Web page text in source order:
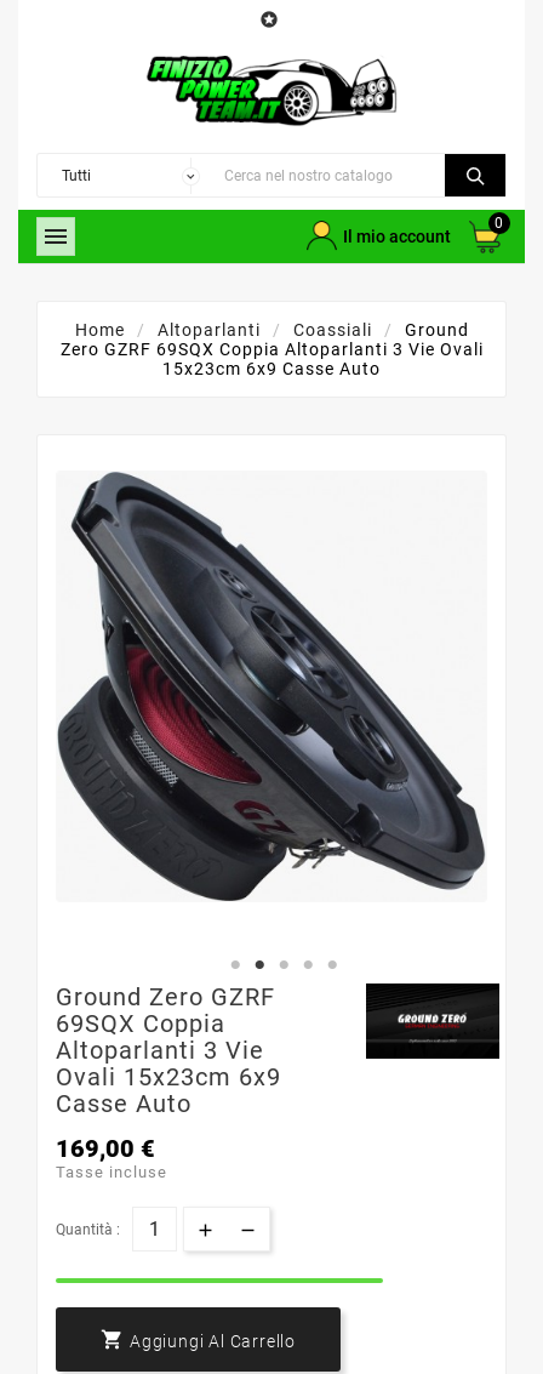

 Il mio account
0
Home Altoparlanti Coassiali
Ground
Zero GZRF 69SQX Coppia Altoparlanti 3 Vie Ovali
15x23cm 6x9 Casse Auto
Ground Zero GZRF
69SQX Coppia
Altoparlanti 3 Vie
Ovali 15x23cm 6x9
Casse Auto
169,00 €
Tasse incluse
Quantità :
 Aggiungi Al Carrello